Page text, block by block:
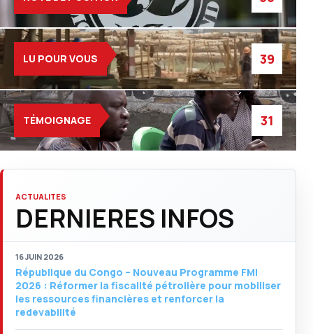
LU POUR VOUS 39
TÉMOIGNAGE 31
ACTUALITES
DERNIERES INFOS
16 JUIN 2026
République du Congo – Nouveau Programme FMI
2026 : Réformer la fiscalité pétrolière pour mobiliser
les ressources financières et renforcer la
redevabilité